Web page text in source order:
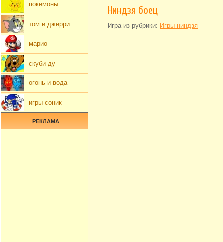
Ниндзя боец
Игра из рубрики: Игры ниндзя
покемоны
том и джерри
марио
скуби ду
огонь и вода
игры соник
РЕКЛАМА